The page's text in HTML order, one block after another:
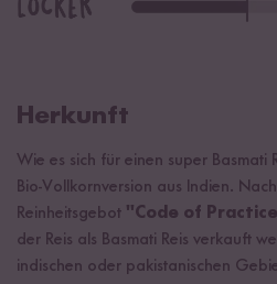
Herkunft
Wie es sich für einen super Basmati
Bio-Vollkornversion aus Indien.
Reinheitsgebot "Code of
der Reis als Basmati Reis verkauft
indischen oder pakistanischen